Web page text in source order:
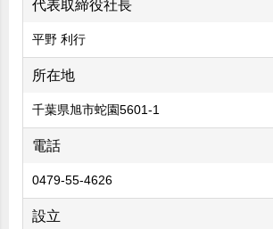
代表取締役社長
平野 利行
所在地
千葉県旭市蛇園5601-1
電話
0479-55-4626
設立